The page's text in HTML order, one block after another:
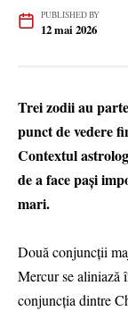
PUBLISHED BY
12 mai 2026
Trei zodii au
punct de vedere
Contextul
de a face pași
mari.
Două conjuncții
Mercur se aliniază
conjuncția dintre